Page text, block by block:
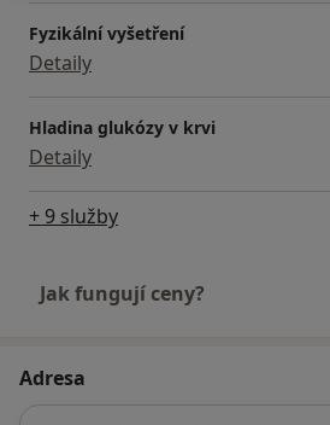
Fyzikální vyšetření
Detaily
Hladina glukózy v krvi
Detaily
+ 9 služby
Jak fungují ceny?
Adresa